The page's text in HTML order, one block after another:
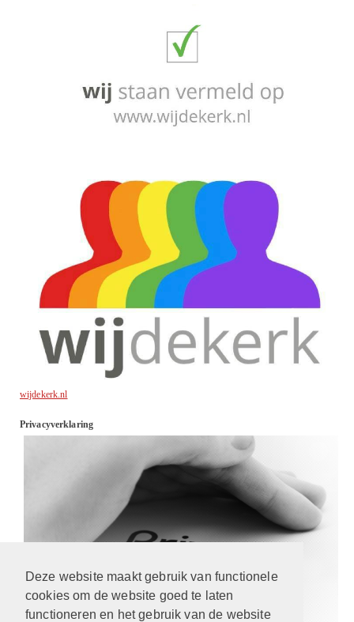
Deze website maakt gebruik van functionele
cookies om de website goed te laten
functioneren en het gebruik van de website
wijdekerk.nl
Privacyverklaring